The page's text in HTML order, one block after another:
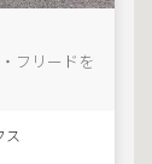
フリードを
ス